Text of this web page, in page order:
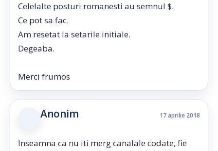
Celelalte posturi romanesti au semnul $.
Ce pot sa fac.
Am resetat la setarile initiale.
Degeaba.
Merci frumos
Anonim 17 aprilie 2018
Inseamna ca nu iti merg canalale codate, fie